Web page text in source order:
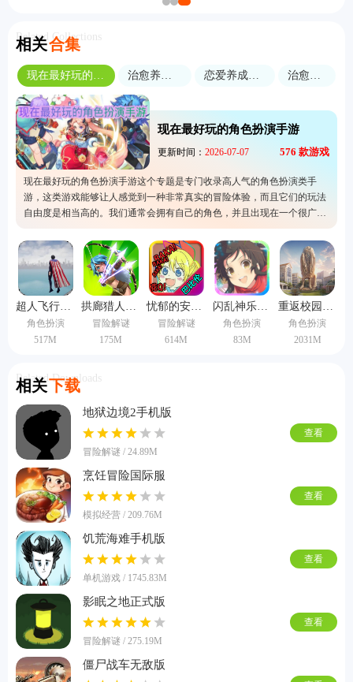
相关合集
Related Collections
恋爱养成类型游戏
现在最好玩的角色扮演手游
更新时间： 2026-07-07 576 款游戏
现在最好玩的角色扮演手游这个专题是专门收录高人气的角色扮演类手
游，这类游戏能够让人感觉到一种非常真实的冒险体验，而且它们的玩法
自由度是相当高的。我们通常会拥有自己的角色，并且出现在一个很广阔
的开放世界中。所以这类游戏的玩法是非常多样化的，有兴趣的玩家可以
这里快速下载噢。快来下载体验探索的乐趣吧。
角色扮演
517M
冒险解谜
175M
冒险解谜
614M
闪乱神乐中文版
角色扮演
83M
角色扮演
2031M
相关下载
Related Downloads
地狱边境2手机版
冒险解谜 / 24.89M
查看
烹饪冒险国际服
模拟经营 / 209.76M
查看
饥荒海难手机版
单机游戏 / 1745.83M
查看
影眠之地正式版
冒险解谜 / 275.19M
查看
僵尸战车无敌版